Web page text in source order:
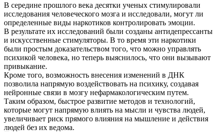
В середине прошлого века десятки ученых стимулировали
исследования человеческого мозга и исследовали, могут ли
определенные виды наркотиков контролировать эмоции.
В результате их исследований были созданы антидепрессанты
и искусственные стимуляторы. В то время эти наркотики
были простым доказательством того, что можно управлять
психикой человека, но теперь выяснилось, что они вызывают
привыкание.
Кроме того, возможность внесения изменений в ДНК
позволила напрямую воздействовать на психику, создавая
нейронные связи в мозгу нефармакологическим путем.
Таким образом, быстрое развитие методов и технологий,
которые могут напрямую влиять на мысли и чувства людей,
увеличивает риск прямого влияния на мышление и действия
людей без их ведома.